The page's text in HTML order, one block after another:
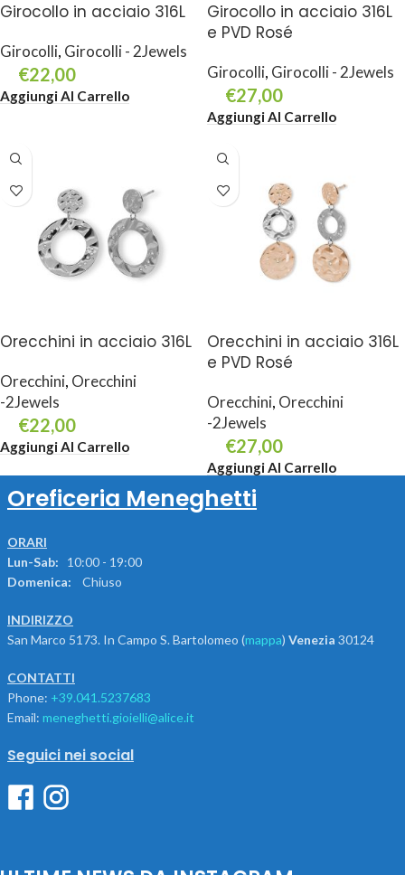
Girocollo in acciaio 316L
Girocolli, Girocolli - 2Jewels
€22,00
Aggiungi Al Carrello
Girocollo in acciaio 316L
e PVD Rosé
Girocolli, Girocolli - 2Jewels
€27,00
Aggiungi Al Carrello
Orecchini in acciaio 316L
Orecchini, Orecchini
-2Jewels
€22,00
Aggiungi Al Carrello
Orecchini in acciaio 316L
e PVD Rosé
Orecchini, Orecchini
-2Jewels
€27,00
Aggiungi Al Carrello
Oreficeria Meneghetti
ORARI
Lun-Sab: 10:00 - 19:00
Domenica:
Chiuso
INDIRIZZO
San Marco 5173. In Campo S. Bartolomeo (mappa) Venezia 30124
CONTATTI
Phone: +39.041.5237683
Email: meneghetti.gioielli@alice.it
Seguici nei social